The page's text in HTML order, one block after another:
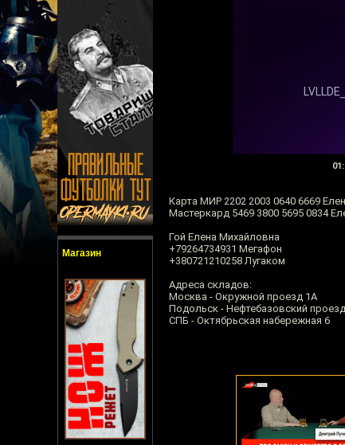
Магазин
Карта МИР 2202 2003 0640 6669
Мастеркард 5469 3800 5695 0834
Гой Елена Михайловна
+79264734931 Мегафон
+380721210258 Лугаком
Адреса складов:
Москва - Окружной проезд 1А
Подольск - Нефтебазовский
СПБ - Октябрьская набережная 6